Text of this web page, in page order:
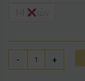
14 ετών
- +